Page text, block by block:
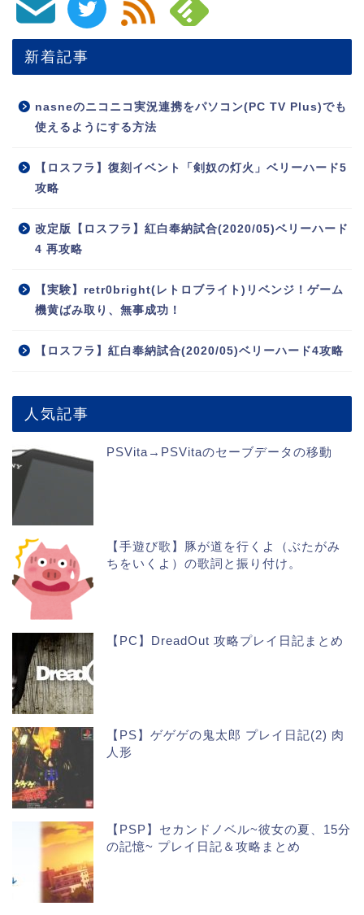
新着記事
nasneのニコニコ実況連携をパソコン(PC TV Plus)でも
使えるようにする方法
【ロスフラ】復刻イベント「剣奴の灯火」ベリーハード5
攻略
改定版【ロスフラ】紅白奉納試合(2020/05)ベリーハード
4 再攻略
【実験】retr0bright(レトロブライト)リベンジ！ゲーム
機黄ばみ取り、無事成功！
【ロスフラ】紅白奉納試合(2020/05)ベリーハード4攻略
人気記事
PSVita→PSVitaのセーブデータの移動
【手遊び歌】豚が道を行くよ（ぶたがみ
ちをいくよ）の歌詞と振り付け。
【PC】DreadOut 攻略プレイ日記まとめ
【PS】ゲゲゲの鬼太郎 プレイ日記(2) 肉
人形
【PSP】セカンドノベル~彼女の夏、15分
の記憶~ プレイ日記＆攻略まとめ